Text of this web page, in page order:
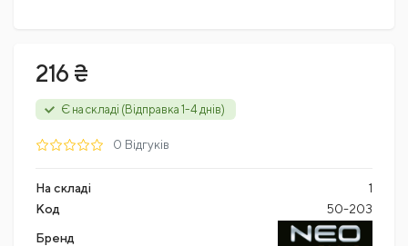
216 ₴
Є на складі (Відправка 1-4 днів)
0 Відгуків
На складі
1
Код
50-203
Бренд